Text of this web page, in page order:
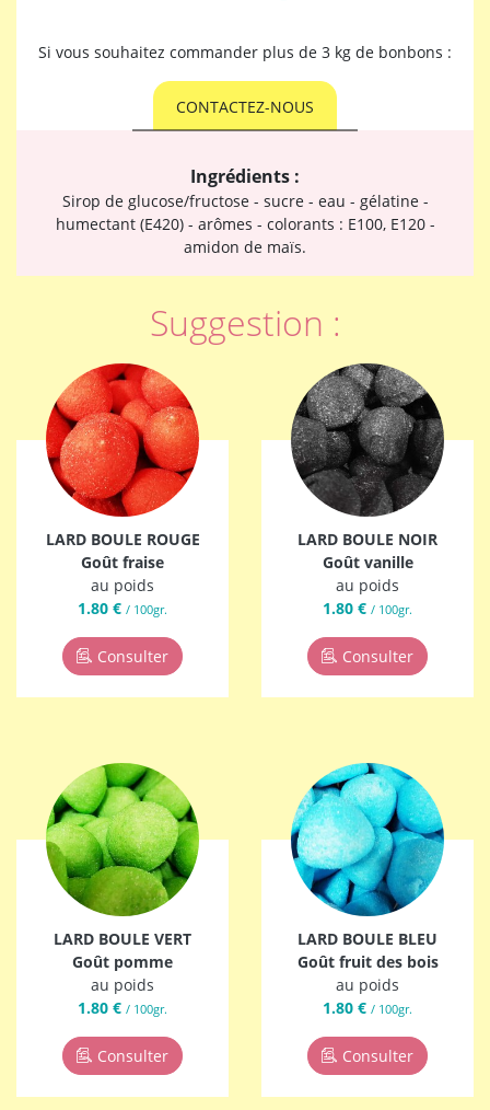
Si vous souhaitez commander plus de 3 kg de bonbons :
CONTACTEZ-NOUS
Ingrédients :
Sirop de glucose/fructose - sucre - eau - gélatine -
humectant (E420) - arômes - colorants : E100, E120 -
amidon de maïs.
Suggestion :
LARD BOULE ROUGE
Goût fraise
au poids
1.80 € / 100gr.
Consulter
LARD BOULE NOIR
Goût vanille
au poids
1.80 € / 100gr.
Consulter
LARD BOULE VERT
Goût pomme
au poids
1.80 € / 100gr.
Consulter
LARD BOULE BLEU
Goût fruit des bois
au poids
1.80 € / 100gr.
Consulter